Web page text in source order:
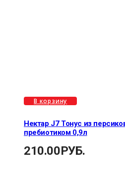
В корзину
Нектар J7 Тонус из
пребиотиком 0,9л
210.00РУБ.